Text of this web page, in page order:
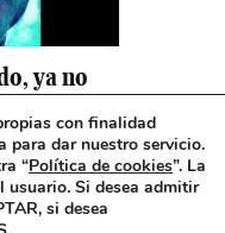
ya no
con finalidad
para dar nuestro servicio.
“Política de cookies”. La
usuario. Si desea admitir
si desea